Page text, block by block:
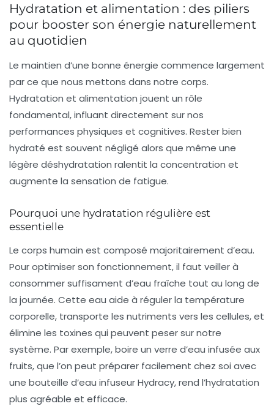
Hydratation et alimentation : des piliers
pour booster son énergie naturellement
au quotidien
Le maintien d’une bonne énergie commence largement
par ce que nous mettons dans notre corps.
Hydratation et alimentation jouent un rôle
fondamental, influant directement sur nos
performances physiques et cognitives. Rester bien
hydraté est souvent négligé alors que même une
légère déshydratation ralentit la concentration et
augmente la sensation de fatigue.
Pourquoi une hydratation régulière est
essentielle
Le corps humain est composé majoritairement d’eau.
Pour optimiser son fonctionnement, il faut veiller à
consommer suffisament d’eau fraîche tout au long de
la journée. Cette eau aide à réguler la température
corporelle, transporte les nutriments vers les cellules, et
élimine les toxines qui peuvent peser sur notre
système. Par exemple, boire un verre d’eau infusée aux
fruits, que l’on peut préparer facilement chez soi avec
une bouteille d’eau infuseur Hydracy, rend l’hydratation
plus agréable et efficace.